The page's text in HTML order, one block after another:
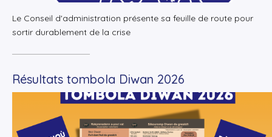
Le Conseil d'administration présente sa feuille de route pour
sortir durablement de la crise
Résultats tombola Diwan 2026
+Lire la suite